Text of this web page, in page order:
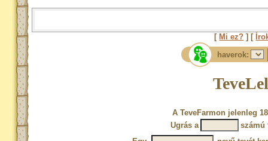
[ Mi ez? ] [
haverok:
A TeveFarmon jelenleg
Ugrás a
számú